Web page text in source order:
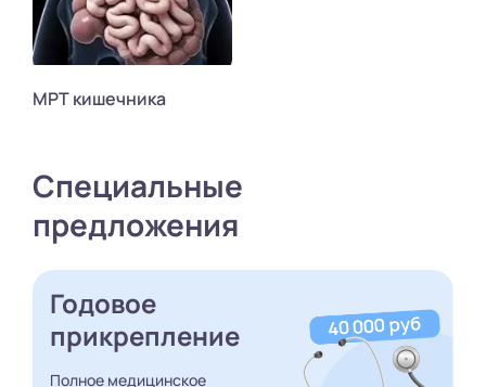
МРТ кишечника
Специальные
предложения
Годовое
прикрепление
Полное медицинское